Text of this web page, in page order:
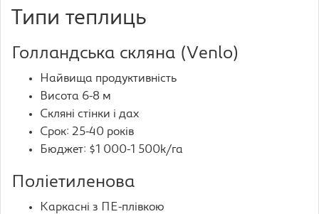
Типи теплиць
Голландська скляна (Venlo)
Найвища продуктивність
Висота 6-8 м
Скляні стінки і дах
Срок: 25-40 років
Бюджет: $1 000-1 500k/га
Поліетиленова
Каркасні з ПЕ-плівкою